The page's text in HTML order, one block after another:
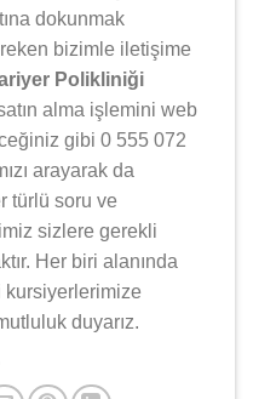
dokunmak
bizimle iletişime
Polikliniği
alma işlemini web
gibi 0 555 072
arayarak da
türlü soru ve
sizlere gerekli
Her biri alanında
duyarız.